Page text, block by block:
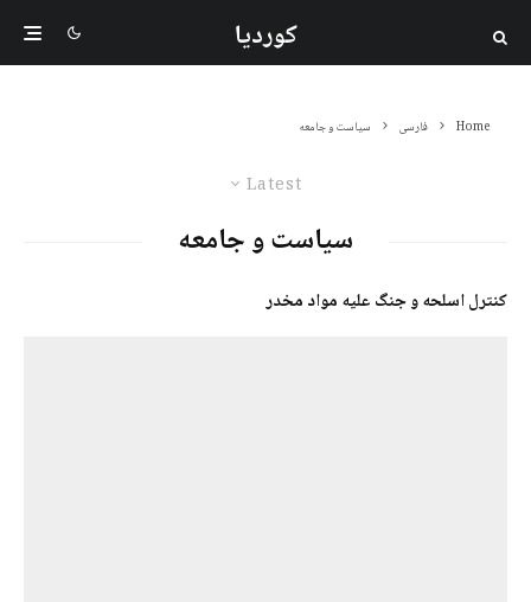
کوردیا
Home فارسی سیاست و جامعه
Latest
سیاست و جامعه
کنترل اسلحه و جنگ علیه مواد مخدر